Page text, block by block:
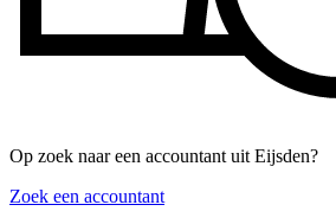
Op zoek naar een accountant uit Eijsden?
Zoek een accountant